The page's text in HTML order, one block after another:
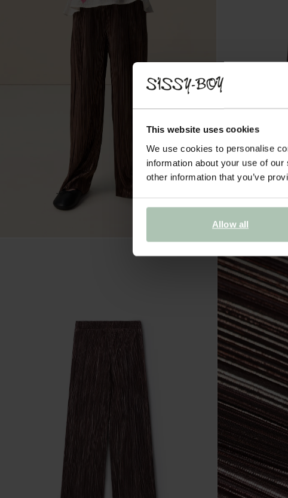
This website uses cookies
We use cookies to personalise
information about your use of
other information that you’ve
Allow all